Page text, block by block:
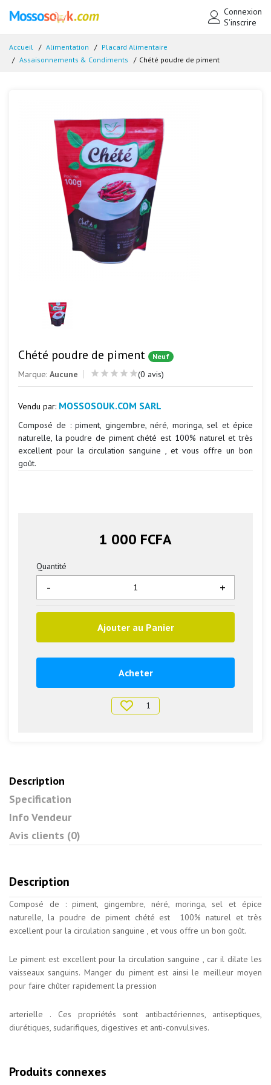
Connexion
S'inscrire
Accueil Alimentation
Placard Alimentaire
Assaisonnements & Condiments
Chété poudre de piment
Chété poudre de piment Neuf
Marque: Aucune (0 avis)
Vendu par: MOSSOSOUK.COM SARL
Composé de : piment, gingembre, néré, moringa, sel et épice
naturelle, la poudre de piment chété est 100% naturel et très
excellent pour la circulation sanguine , et vous offre un bon
goût.
1 000 FCFA
Quantité
+
-
Ajouter au Panier
Acheter
1
Description
Specification
Info Vendeur
Avis clients (0)
Description
Composé de : piment, gingembre, néré, moringa, sel et épice
naturelle, la poudre de piment chété est 100% naturel et très
excellent pour la circulation sanguine , et vous offre un bon goût.
Le piment est excellent pour la circulation sanguine , car il dilate les
vaisseaux sanguins. Manger du piment est ainsi le meilleur moyen
pour faire chûter rapidement la pression
arterielle . Ces propriétés sont antibactériennes, antiseptiques,
diurétiques, sudarifiques, digestives et anti-convulsives.
Produits connexes